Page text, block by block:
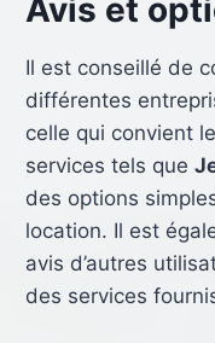
Avis et
Il est conseillé de
différentes
celle qui convient
services tels que
des options
location. Il est
avis d’autres
des services